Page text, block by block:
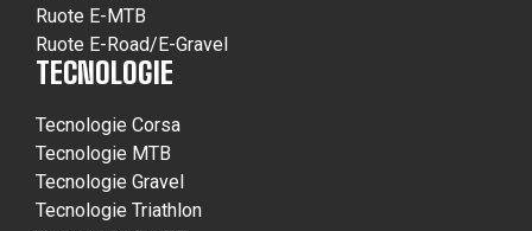
Ruote E-MTB
Ruote E-Road/E-Gravel
TECNOLOGIE
Tecnologie Corsa
Tecnologie MTB
Tecnologie Gravel
Tecnologie Triathlon